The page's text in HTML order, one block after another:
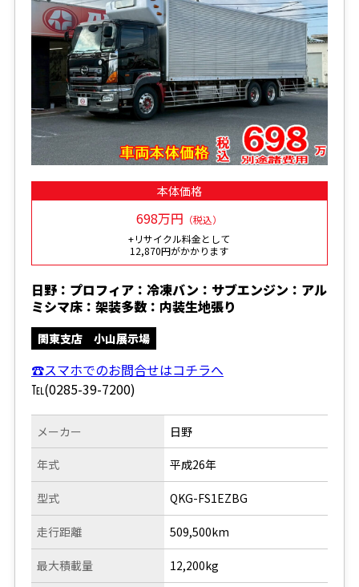
本体価格
698万円 （税込）
+リサイクル料金として
12,870円がかかります
日野：プロフィア：冷凍バン：サブエンジン：アル
ミシマ床：架装多数：内装生地張り
関東支店 小山展示場
☎スマホでのお問合せはコチラへ
℡(0285-39-7200)
メーカー
年式
型式
走行距離
日野
平成26年
QKG-FS1EZBG
509,500km
最大積載量 12,200kg